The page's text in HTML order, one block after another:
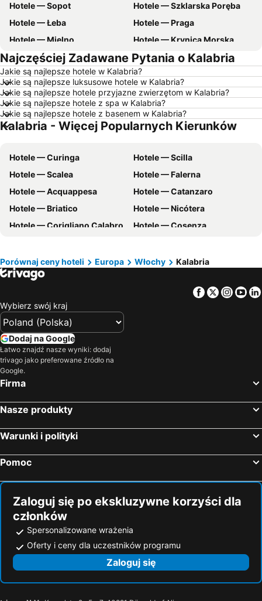
Hotele — Sopot
Hotele — Szklarska Poręba
Hotele — Łeba
Hotele — Praga
Hotele — Mielno
Hotele — Krynica Morska
Hotele — Gdynia
Hotele — Poznań
Hotele — Rzym
Hotele — Ustka
Hotele — Wisła
Hotele — Barcelona
Hotele — Szczawnica
Hotele — Szczyrk
Hotele — Rewal
Hotele — Wybrzeże Bałtyckie
Hotele — Majorka
Hotele — Turcja
Hotele — Jezioro Garda
Hotele — Trójmiasto
Hotele — Grecja
Hotele — Włochy
Hotele — Bieszczady
Hotele — Dolnośląskie
Hotele — Albania
Hotele — Czarnogóra
Hotele — Balaton
Hotele — Istria
Hotele — Teneryfa
Najczęściej Zadawane Pytania o Kalabria
Jakie są najlepsze hotele w Kalabria?
Jakie są najlepsze luksusowe hotele w Kalabria?
Jakie są najlepsze hotele przyjazne zwierzętom w Kalabria?
Jakie są najlepsze hotele z spa w Kalabria?
Jakie są najlepsze hotele z basenem w Kalabria?
Kalabria - Więcej Popularnych Kierunków
Hotele — Curinga
Hotele — Scilla
Hotele — Scalea
Hotele — Falerna
Hotele — Acquappesa
Hotele — Catanzaro
Hotele — Briatico
Hotele — Nicótera
Hotele — Corigliano Calabro
Hotele — Cosenza
Hotele — Roccella Ionica
Hotele — Bagnara Calabra
Hotele — San Ferdinando
Hotele — Squillace
Hotele — Cutro
Hotele — Praia a Mare
Hotele — Gizzeria
Hotele — Guardavalle
Hotele — Crotone
Hotele — Badolato
Hotele — Gioià Táuro
Hotele — Soverato
Hotele — Isola di Capo Rizzuto
Hotele — Diamante
Hotele — Mileto
Porównaj ceny hoteli Europa Włochy Kalabria
Facebook
Twitter
Wybierz swój kraj
Dodaj na Google
Łatwo znajdź nasze wyniki: dodaj
trivago jako preferowane źródło na
Google.
Firma
Nasze produkty
Warunki i polityki
Pomoc
Zaloguj się po ekskluzywne korzyści dla
członków
Spersonalizowane wrażenia
Oferty i ceny dla uczestników programu
Zaloguj się